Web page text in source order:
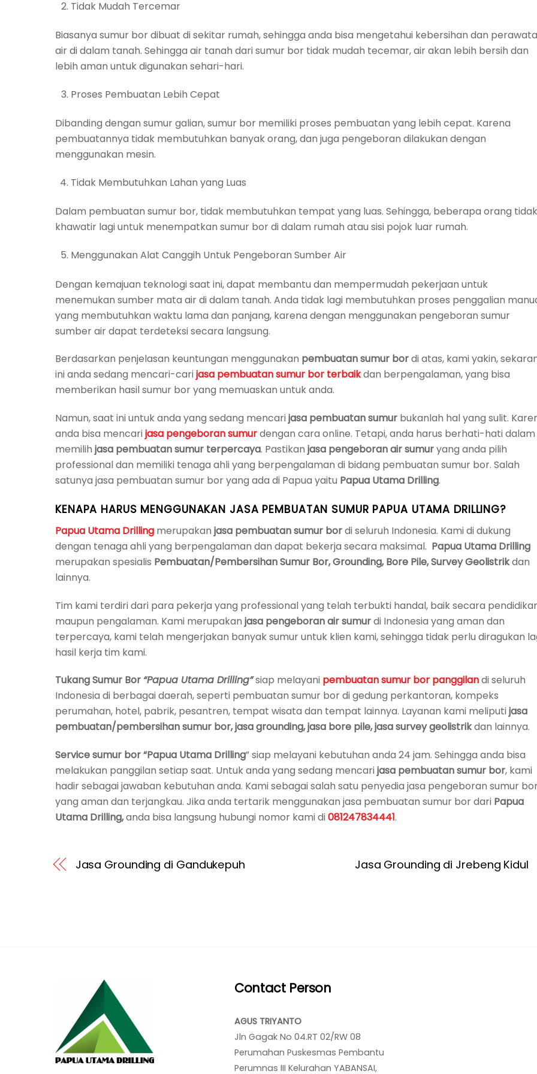
Tidak Mudah Tercemar
Biasanya sumur bor dibuat di sekitar rumah, sehingga anda bisa mengetahui kebersihan dan
air di dalam tanah. Sehingga air tanah dari sumur bor tidak mudah tecemar, air akan lebih bersih dan
lebih aman untuk digunakan sehari-hari.
Proses Pembuatan Lebih Cepat
Dibanding dengan sumur galian, sumur bor memiliki proses pembuatan yang lebih cepat. Karena
pembuatannya tidak membutuhkan banyak orang, dan juga pengeboran dilakukan dengan
menggunakan mesin.
Tidak Membutuhkan Lahan yang Luas
Dalam pembuatan sumur bor, tidak membutuhkan tempat yang luas. Sehingga, beberapa orang tidak
khawatir lagi untuk menempatkan sumur bor di dalam rumah atau sisi pojok luar rumah.
Menggunakan Alat Canggih Untuk Pengeboran Sumber Air
Dengan kemajuan teknologi saat ini, dapat membantu dan mempermudah pekerjaan untuk
menemukan sumber mata air di dalam tanah. Anda tidak lagi membutuhkan proses penggalian
yang membutuhkan waktu lama dan panjang, karena dengan menggunakan pengeboran sumur
sumber air dapat terdeteksi secara langsung.
Berdasarkan penjelasan keuntungan menggunakan pembuatan sumur bordi atas, kami yakin,
ini anda sedang mencari-carijasa pembuatan sumur bor terbaikdan berpengalaman, yang bisa
memberikan hasil sumur bor yang memuaskan untuk anda.
Namun, saat ini untuk anda yang sedang mencarijasa pembuatan sumur bukanlah hal yang sulit.
anda bisa mencarijasa pengeboran sumurdengan cara online. Tetapi, anda harus berhati-hati dalam
memilih jasa pembuatan sumur terpercaya. Pastikan jasa pengeboran air sumuryang anda pilih
professional dan memiliki tenaga ahli yang berpengalaman di bidang pembuatan sumur bor. Salah
satunya jasa pembuatan sumur bor yang ada di Papua yaitu Papua Utama Drilling.
KENAPA HARUS MENGGUNAKAN JASA PEMBUATAN SUMUR PAPUA UTAMA DRILLING?
Papua Utama Drilling merupakan jasa pembuatan sumur bordi seluruh Indonesia. Kami di dukung
dengan tenaga ahli yang berpengalaman dan dapat bekerja secara maksimal. Papua Utama Drilling
merupakan spesialis Pembuatan/Pembersihan Sumur Bor, Grounding, Bore Pile, Survey Geolistrikdan
lainnya.
Tim kami terdiri dari para pekerja yang professional yang telah terbukti handal, baik secara
maupun pengalaman. Kami merupakan jasa pengeboran air sumurdi Indonesia yang aman dan
terpercaya, kami telah mengerjakan banyak sumur untuk klien kami, sehingga tidak perlu diragukan
hasil kerja tim kami.
Tukang Sumur Bor“Papua Utama Drilling”siap melayani pembuatansumur bor panggilandi seluruh
Indonesia di berbagai daerah, seperti pembuatan sumur bor di gedung perkantoran, kompeks
perumahan, hotel, pabrik, pesantren, tempat wisata dan tempat lainnya. Layanan kami meliputijasa
pembuatan/pembersihan sumur bor, jasa grounding, jasa bore pile, jasa survey geolistrikdan lainnya.
Service sumur bor“Papua Utama Drilling” siap melayani kebutuhan anda 24 jam. Sehingga anda bisa
melakukan panggilan setiap saat. Untuk anda yang sedang mencarijasa pembuatan sumur bor, kami
hadir sebagai jawaban kebutuhan anda. Kami sebagai salah satu penyedia jasa pengeboran sumur
yang aman dan terjangkau. Jika anda tertarik menggunakan jasa pembuatan sumur bor dari Papua
Utama Drilling,anda bisa langsung hubungi nomor kami di081247834441.
Jasa Grounding di Gandukepuh Jasa Grounding di Jrebeng Kidul
Contact Person
AGUS TRIYANTO
Jln Gagak No 04.RT 02/RW 08
Perumahan Puskesmas Pembantu
Perumnas III Kelurahan YABANSAI,